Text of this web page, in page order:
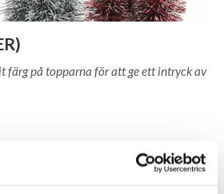
färg på topparna för att ge ett intryck av
ÖPPET KÖP I 30 DAGAR